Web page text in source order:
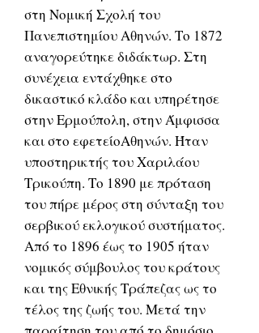
στη Νομική Σχολή του
Πανεπιστημίου Αθηνών. Το 1872
αναγορεύτηκε διδάκτωρ. Στη
συνέχεια εντάχθηκε στο
δικαστικό κλάδο και υπηρέτησε
στην Ερμούπολη, στην Άμφισσα
και στο εφετείοΑθηνών. Ήταν
υποστηρικτής του Χαριλάου
Τρικούπη. Το 1890 με πρόταση
του πήρε μέρος στη σύνταξη του
σερβικού εκλογικού συστήματος.
Από το 1896 έως το 1905 ήταν
νομικός σύμβουλος του κράτους
και της Εθνικής Τράπεζας ως το
τέλος της ζωής του. Μετά την